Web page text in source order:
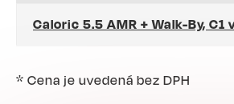
Caloric 5.5 AMR + Walk-By, C1
* Cena je uvedená bez DPH